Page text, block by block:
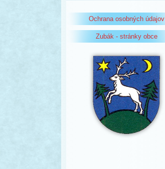
Ochrana osobných údajov
Zubák - stránky obce